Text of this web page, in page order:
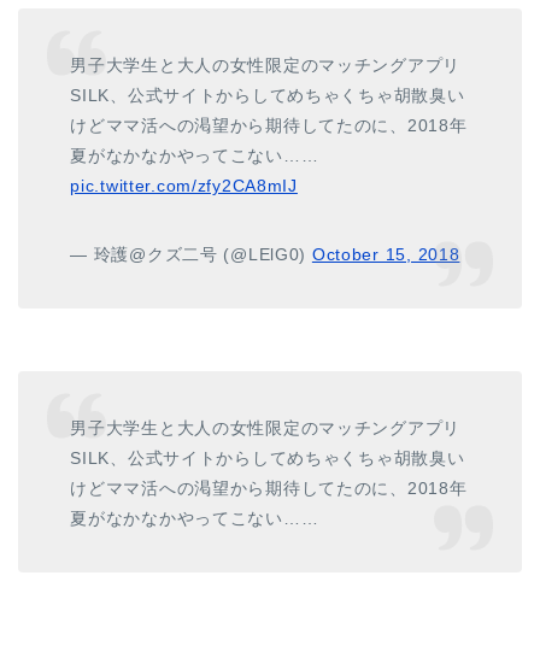
男子大学生と大人の女性限定のマッチングアプリ
SILK、公式サイトからしてめちゃくちゃ胡散臭い
けどママ活への渇望から期待してたのに、2018年
夏がなかなかやってこない……
pic.twitter.com/zfy2CA8mIJ
— 玲護@クズ二号 (@LElG0) October 15, 2018
男子大学生と大人の女性限定のマッチングアプリ
SILK、公式サイトからしてめちゃくちゃ胡散臭い
けどママ活への渇望から期待してたのに、2018年
夏がなかなかやってこない……